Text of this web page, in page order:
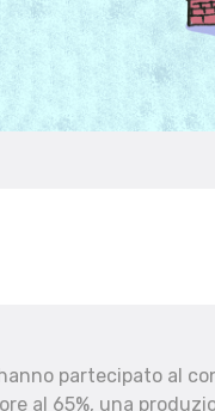
partecipato al
al 65%, una